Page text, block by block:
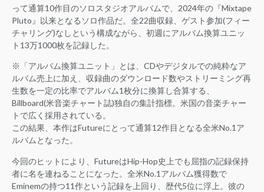
って通算10作目のソロスタジオアルバムで、2024年の『Mixtape
Pluto』以来となるソロ作品だ。全22曲収録、ゲスト参加(フィー
チャリング)なしという構成ながら、初週にアルバム換算ユニッ
ト13万1000枚を記録した。
※「アルバム換算ユニット」とは、CDやデジタルでの純粋なア
ルバム売上に加え、収録曲のダウンロード数やストリーミング再
生数を一定の比率でアルバム1枚分に換算し合算する、
Billboard(米音楽チャート誌)独自の集計指標。米国の音楽チャー
トで広く採用されている。
この結果、本作はFutureにとって通算12作目となる全米No.1ア
ルバムとなった。
今回のヒットにより、FutureはHip-Hop史上でも屈指の記録保持
者に名を連ねることになった。全米No.1アルバム獲得数で
Eminemの持つ11作という記録を上回り、歴代5位に浮上。彼の